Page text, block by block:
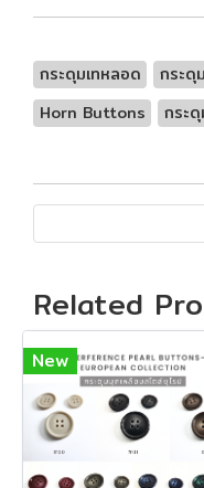
กระดุมเทหลอด กระดุ
Horn Buttons
กระ
Related
New